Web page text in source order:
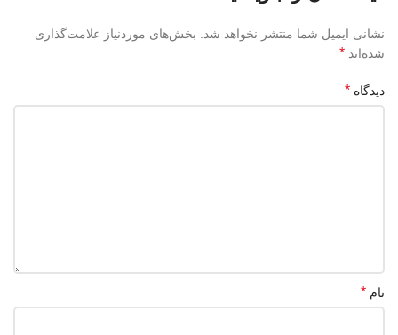
نشانی ایمیل شما منتشر نخواهد شد.
بخش‌های موردنیاز علامت‌گذاری
شده‌اند *
دیدگاه *
نام *